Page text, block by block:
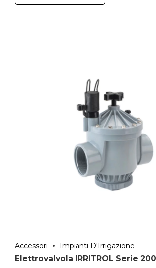
Accessori Impianti D'Irrigazione
Elettrovalvola IRRITROL Serie 200